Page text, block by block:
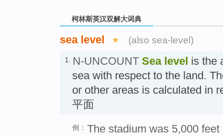
柯林斯英汉双解大词典
sea level (also sea-level)
1. N-UNCOUNT Sea level is the
sea with respect to the land.
or other areas is calculated in
平面
例： The stadium was 5,000